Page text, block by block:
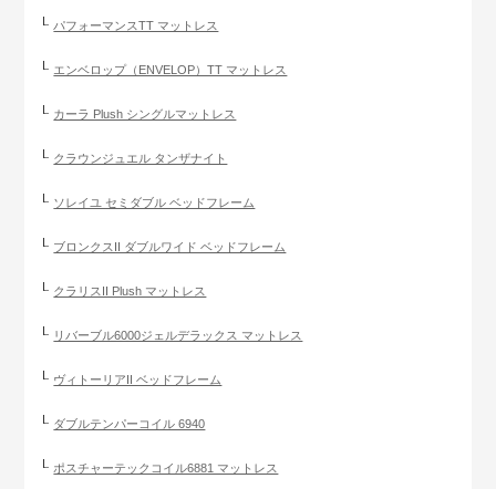
パフォーマンスTT マットレス
エンベロップ（ENVELOP）TT マットレス
カーラ Plush シングルマットレス
クラウンジュエル タンザナイト
ソレイユ セミダブル ベッドフレーム
ブロンクスII ダブルワイド ベッドフレーム
クラリスII Plush マットレス
リバーブル6000ジェルデラックス マットレス
ヴィトーリアII ベッドフレーム
ダブルテンパーコイル 6940
ポスチャーテックコイル6881 マットレス